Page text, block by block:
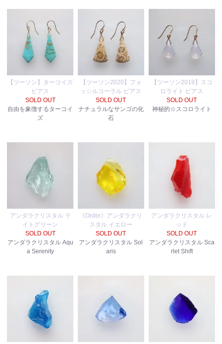
【ツーソン】ターコイズ
ピアス
SOLD OUT
自由を象徴するターコイ
ズ
【ツーソン2020】フォ
ッシルコーラル ピアス
SOLD OUT
ナチュラルなサンゴの化
石
【ツーソン2019】スコ
ロライト ピアス
SOLD OUT
神秘的☆スコロライト
アンダラクリスタル ラ
イトグリーン
SOLD OUT
アンダラクリスタル Aqu
a Serenity
《Order》アンダラクリ
スタル イエロー
SOLD OUT
アンダラクリスタル Sol
aris
アンダラクリスタル レ
ッド
SOLD OUT
アンダラクリスタル Sca
rlet Shift